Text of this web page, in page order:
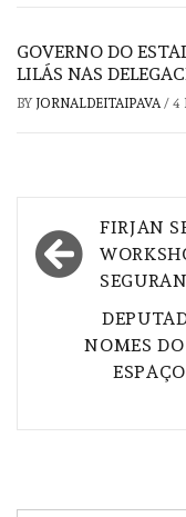
GOVERNO DO
LILÁS NAS
BY JORNALDEITAIPAVA/ 4
de
FIRJAN
NOMES